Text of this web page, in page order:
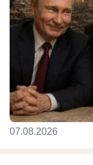
07.08.2026